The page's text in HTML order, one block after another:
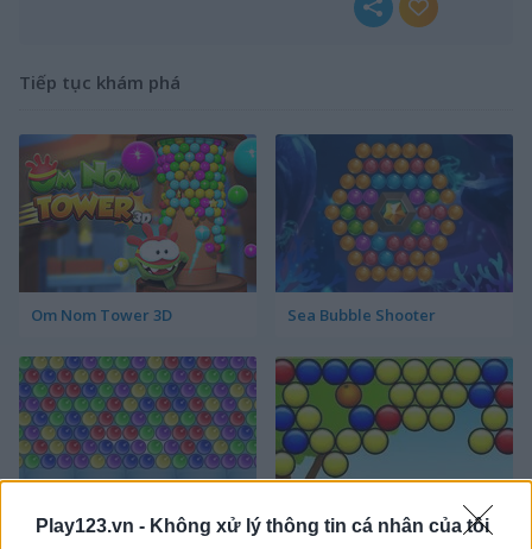
Play123.vn - Không xử lý thông tin cá nhân của tôi
Tiếp tục khám phá
Om Nom Tower 3D Sea Bubble Shooter
Bubbles Shooter Orange Bubbles